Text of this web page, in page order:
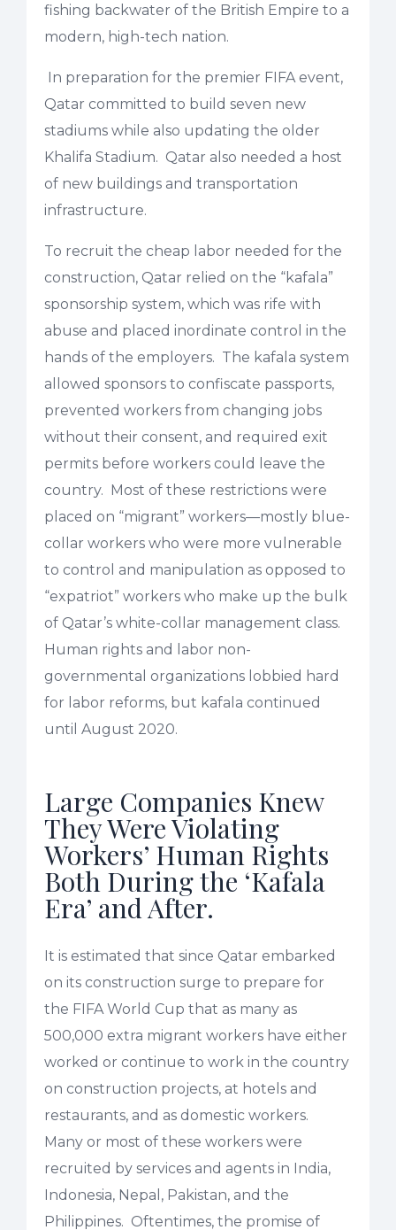
fishing backwater of the British Empire to a
modern, high-tech nation.
In preparation for the premier FIFA event,
Qatar committed to build seven new
stadiums while also updating the older
Khalifa Stadium. Qatar also needed a host
of new buildings and transportation
infrastructure.
To recruit the cheap labor needed for the
construction, Qatar relied on the “kafala”
sponsorship system, which was rife with
abuse and placed inordinate control in the
hands of the employers. The kafala system
allowed sponsors to confiscate passports,
prevented workers from changing jobs
without their consent, and required exit
permits before workers could leave the
country. Most of these restrictions were
placed on “migrant” workers—mostly blue-
collar workers who were more vulnerable
to control and manipulation as opposed to
“expatriot” workers who make up the bulk
of Qatar’s white-collar management class.
Human rights and labor non-
governmental organizations lobbied hard
for labor reforms, but kafala continued
until August 2020.
Large Companies Knew
They Were Violating
Workers’ Human Rights
Both During the ‘Kafala
Era’ and After.
It is estimated that since Qatar embarked
on its construction surge to prepare for
the FIFA World Cup that as many as
500,000 extra migrant workers have either
worked or continue to work in the country
on construction projects, at hotels and
restaurants, and as domestic workers.
Many or most of these workers were
recruited by services and agents in India,
Indonesia, Nepal, Pakistan, and the
Philippines. Oftentimes, the promise of